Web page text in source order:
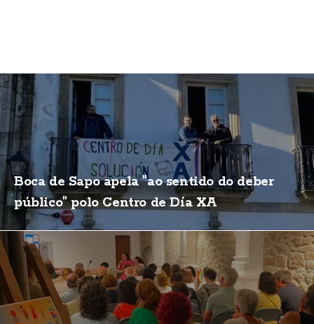
Boca de Sapo apela "ao sentido do deber
público" polo Centro de Día XA